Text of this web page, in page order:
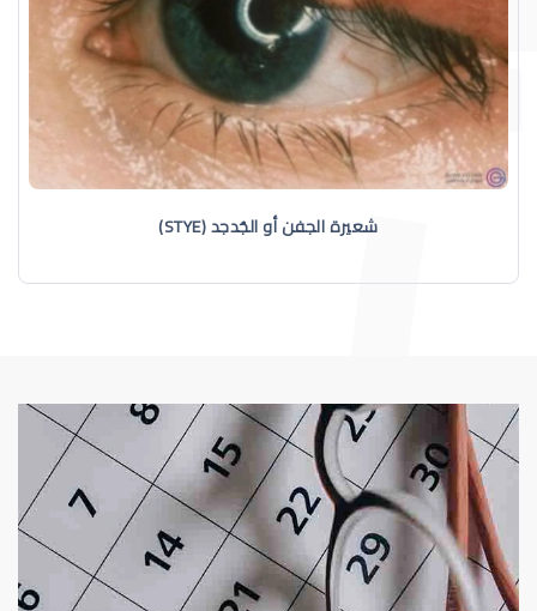
شعيرة الجفن أو الجُدجد (STYE)
شعيرة الجفن أو الجُدجد (Stye)
الجراحة التجميلية للعين